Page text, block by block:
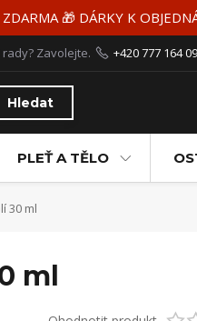
🎁 DÁRKY K
Hledat
Zavolejte. +420 777 164
PLEŤ A TĚLO
30 ml
ml